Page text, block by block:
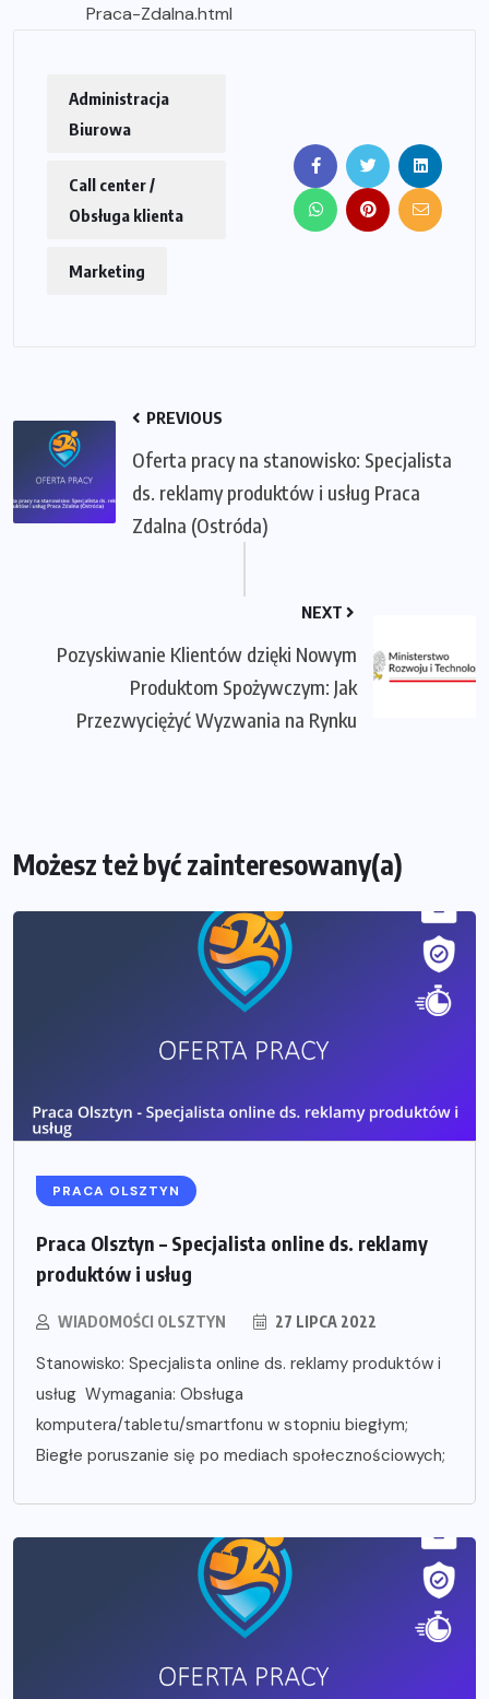
Praca-Zdalna.html
Administracja
Biurowa
Call center /
Obsługa klienta
Marketing
PREVIOUS
Oferta pracy na stanowisko: Specjalista
ds. reklamy produktów i usług Praca
Zdalna (Ostróda)
NEXT
Pozyskiwanie Klientów dzięki Nowym
Produktom Spożywczym: Jak
Przezwyciężyć Wyzwania na Rynku
Możesz też być zainteresowany(a)
PRACA OLSZTYN
Praca Olsztyn – Specjalista online ds. reklamy
produktów i usług
WIADOMOŚCI OLSZTYN 27 LIPCA 2022
Stanowisko: Specjalista online ds. reklamy produktów i
usług Wymagania: Obsługa
komputera/tabletu/smartfonu w stopniu biegłym;
Biegłe poruszanie się po mediach społecznościowych;